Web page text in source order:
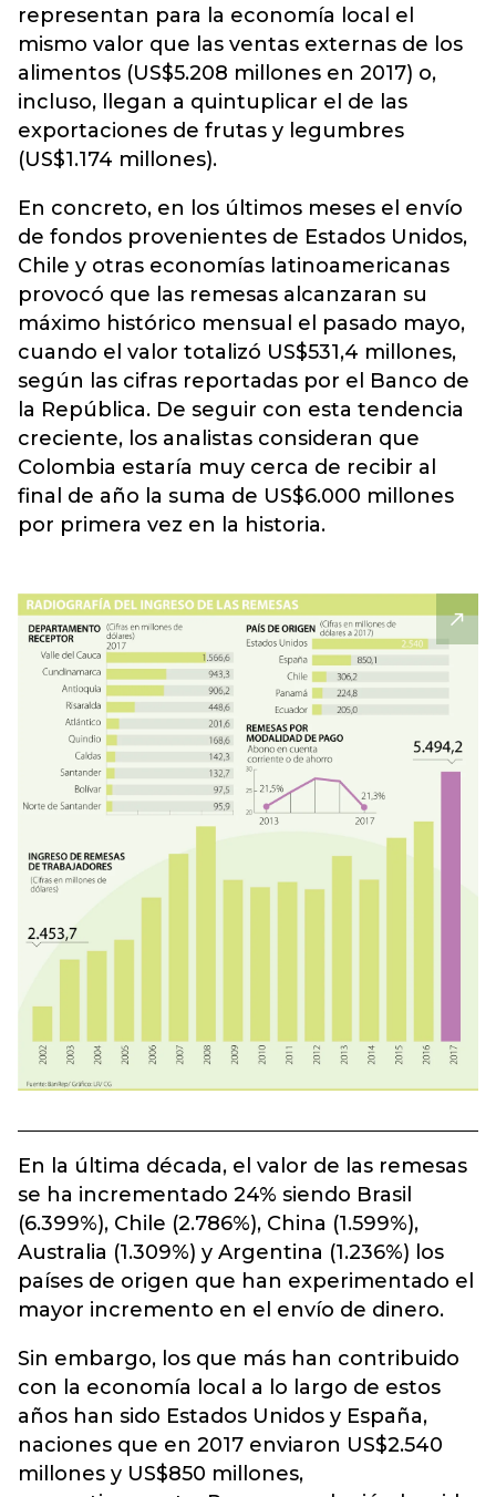
representan para la economía local el
mismo valor que las ventas externas de los
alimentos (US$5.208 millones en 2017) o,
incluso, llegan a quintuplicar el de las
exportaciones de frutas y legumbres
(US$1.174 millones).
En concreto, en los últimos meses el envío
de fondos provenientes de Estados Unidos,
Chile y otras economías latinoamericanas
provocó que las remesas alcanzaran su
máximo histórico mensual el pasado mayo,
cuando el valor totalizó US$531,4 millones,
según las cifras reportadas por el Banco de
la República. De seguir con esta tendencia
creciente, los analistas consideran que
Colombia estaría muy cerca de recibir al
final de año la suma de US$6.000 millones
por primera vez en la historia.
En la última década, el valor de las remesas
se ha incrementado 24% siendo Brasil
(6.399%), Chile (2.786%), China (1.599%),
Australia (1.309%) y Argentina (1.236%) los
países de origen que han experimentado el
mayor incremento en el envío de dinero.
Sin embargo, los que más han contribuido
con la economía local a lo largo de estos
años han sido Estados Unidos y España,
naciones que en 2017 enviaron US$2.540
millones y US$850 millones,